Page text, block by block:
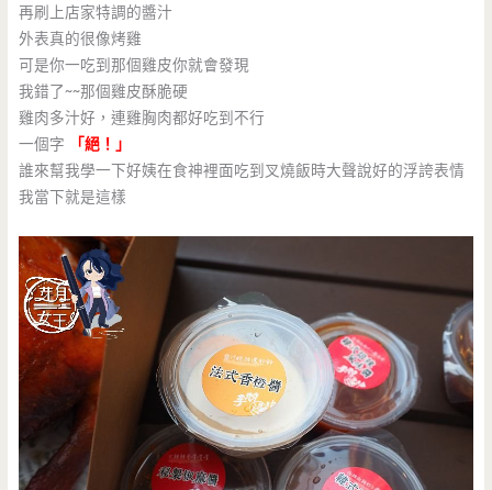
再刷上店家特調的醬汁
外表真的很像烤雞
可是你一吃到那個雞皮你就會發現
我錯了~~那個雞皮酥脆硬
雞肉多汁好，連雞胸肉都好吃到不行
一個字 「絕！」
誰來幫我學一下好姨在食神裡面吃到叉燒飯時大聲說好的浮誇表情
我當下就是這樣